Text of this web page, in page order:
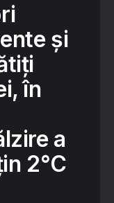
și
în
a
2°C